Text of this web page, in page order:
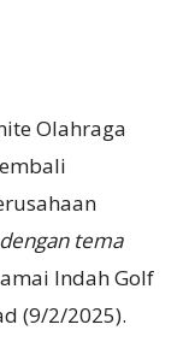
Olahraga
tema
Indah Golf
(9/2/2025).